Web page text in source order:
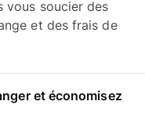
vous soucier des
et des frais de
et économisez